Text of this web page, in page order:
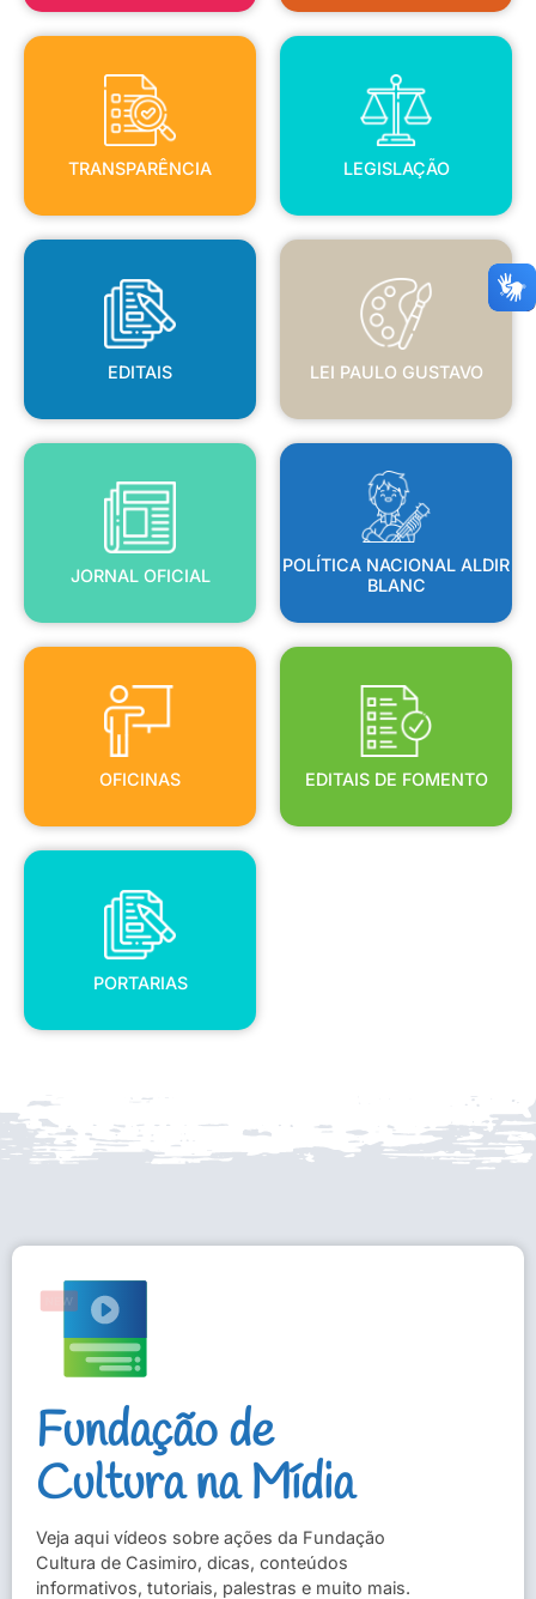
TRANSPARÊNCIA
TRANSPARÊNCIA
LEGISLAÇÃO
LEGISLAÇÃO
EDITAIS
EDITAIS
LEI PAULO GUSTAVO
LEI PAULO GUSTAVO
JORNAL OFICIAL
JORNAL OFICIAL
POLÍTICA NACIONAL ALDIR
BLANC
POLÍTICA NACIONAL ALDIR
BLANC
OFICINAS
OFICINAS
EDITAIS DE FOMENTO
EDITAIS DE FOMENTO
PORTARIAS
PORTARIAS
Fundação de
Cultura na Mídia
Veja aqui vídeos sobre ações da Fundação
Cultura de Casimiro, dicas, conteúdos
informativos, tutoriais, palestras e muito mais.